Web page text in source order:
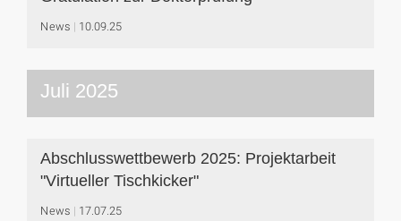
News 10.09.25
Juli 2025
Abschlusswettbewerb 2025: Projektarbeit
"Virtueller Tischkicker"
News 17.07.25